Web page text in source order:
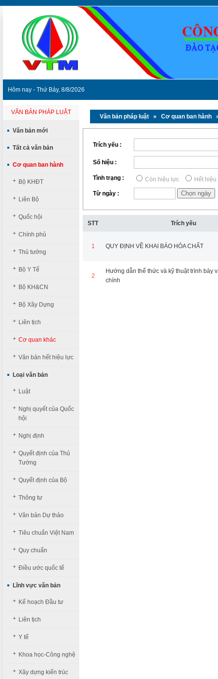
Hôm nay - Thứ Bảy, 8/8/2026
VĂN BẢN PHÁP LUẬT
Văn bản mới
Tất cả văn bản
Cơ quan ban hành
+ Bộ KHĐT
+ Liên Bộ
+ Quốc hội
+ Chính phủ
+ Thủ tướng
+ Bộ Y Tế
+ Bộ KH&CN
+ Bộ Xây Dựng
+ Liên tịch
+ Cơ quan khác
+ Văn bản hết hiệu lực
Loại văn bản
+ Luật
+ Nghị quyết của Quốc
hội
+ Nghị định
+ Quyết định của Thủ
Tướng
+ Quyết định của Bộ
+ Thông tư
+ Văn bản Dự thảo
+ Tiêu chuẩn Việt Nam
+ Quy chuẩn
+ Điều ước quốc tế
Lĩnh vực văn bản
+ Kế hoạch Đầu tư
+ Liên tịch
+ Y tế
+ Khoa học-Công nghệ
+ Xây dựng kiến trúc
Văn bản pháp luật » Cơ quan ban hành
Trích yếu :
Số hiệu :
Tình trạng : Còn hiệu lực Hết
Từ ngày :
STT Trích yếu
1 QUY ĐỊNH VỀ KHAI BÁO HÓA CHẤT
2
Hướng dẫn thể thức và kỹ thuật trình bày
chính